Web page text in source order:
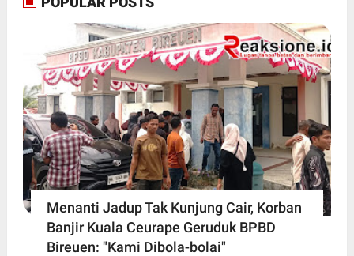
Menanti Jadup Tak Kunjung Cair, Korban
Banjir Kuala Ceurape Geruduk BPBD
Bireuen: "Kami Dibola-bolai"